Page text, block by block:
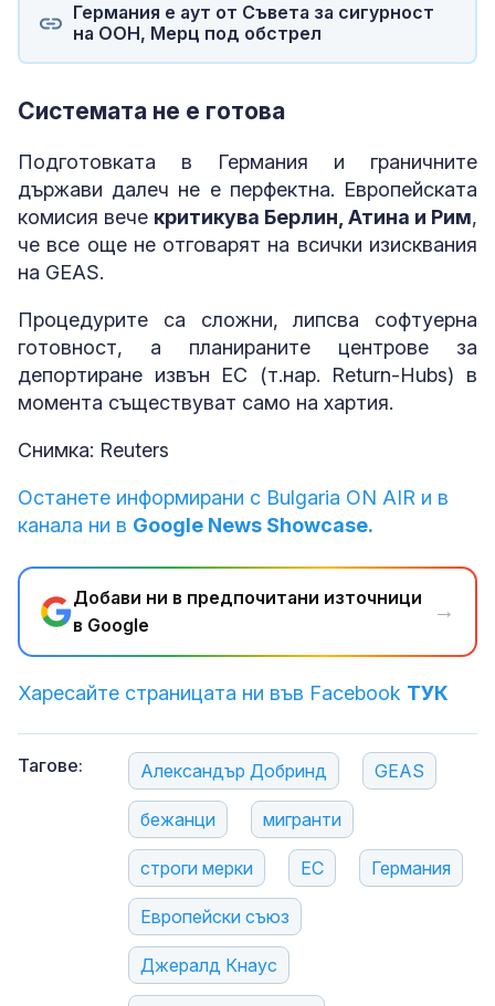
Германия е аут от Съвета за сигурност
на ООН, Мерц под обстрел
Системата не е готова
Подготовката в Германия и граничните
държави далеч не е перфектна. Европейската
комисия вече критикува Берлин, Атина и Рим,
че все още не отговарят на всички изисквания
на GEAS.
Процедурите са сложни, липсва софтуерна
готовност, а планираните центрове за
депортиране извън ЕС (т.нар. Return-Hubs) в
момента съществуват само на хартия.
Снимка: Reuters
Останете информирани с Bulgaria ON AIR и в
канала ни в Google News Showcase.
Добави ни в предпочитани източници
в Google
→
Харесайте страницата ни във Facebook ТУК
Тагове: Александър Добринд GEAS
бежанци мигранти
строги мерки ЕС Германия
Европейски съюз
Джералд Кнаус